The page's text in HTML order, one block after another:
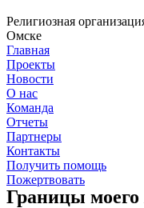
Религиозная
Омске
Главная
Проекты
Новости
О нас
Команда
Отчеты
Партнеры
Контакты
Получить помощь
Пожертвовать
Границы